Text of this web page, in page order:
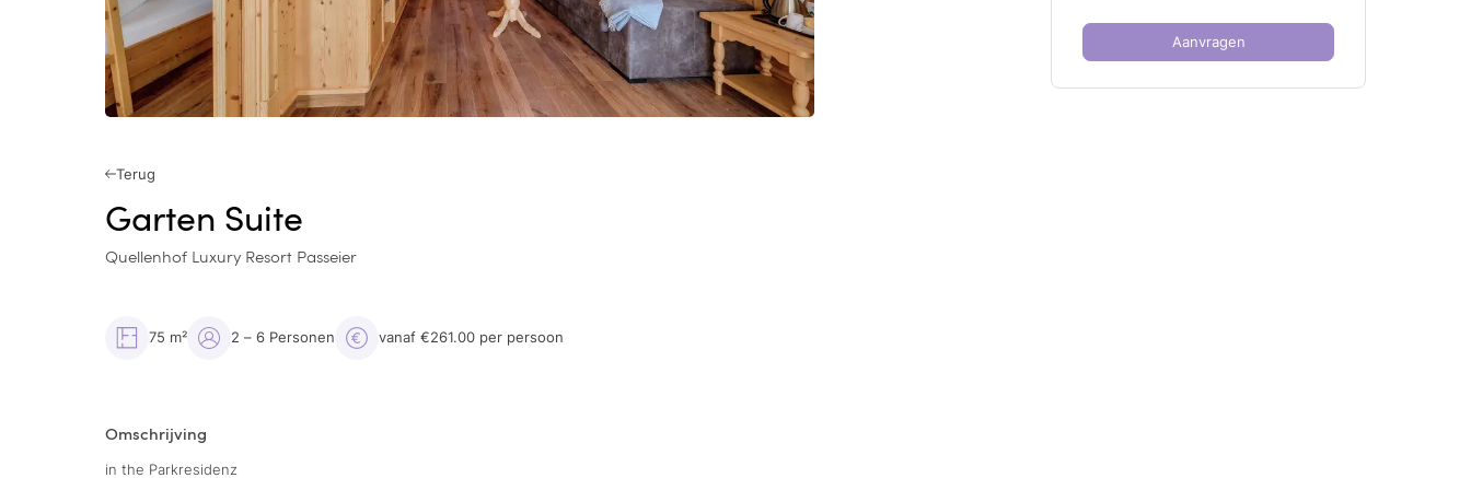
Terug
Garten Suite
Quellenhof Luxury Resort Passeier
75 m² 2 – 6 Personen vanaf €261.00 per persoon
Omschrijving
in the Parkresidenz
Aanvragen